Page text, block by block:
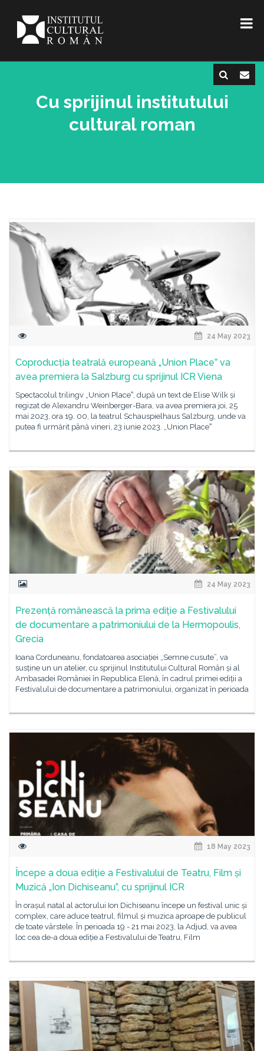
Cu sprijinul institutului
cultural roman
24 May 2023
Coproducția teatrală europeană „Union Placeˮ va
avea premiera la Salzburg cu sprijinul ICR Viena
Spectacolul trilingv „Union Placeˮ, după un text de Elise Wilk și
regizat de Alexandru Weinberger-Bara, va avea premiera joi, 25
mai 2023, ora 19. 00, la teatrul Schauspielhaus Salzburg, unde va
putea fi urmărit până vineri, 23 iunie 2023. „Union Placeˮ
24 May 2023
Prezență românească la prima ediție a Festivalului
de documentare a patrimoniului de la Hermopoulis,
Grecia
Ioana Corduneanu, fondatoarea asociației „Semne cusute”, va
susține un un atelier, cu sprijinul Institutului Cultural Român și al
Ambasadei României în Republica Elenă, în cadrul primei ediții a
Festivalului de documentare a patrimoniului, organizat în perioada
18 May 2023
Începe a doua ediție a Festivalului de Teatru, Film și
Muzică „Ion Dichiseanu”, cu sprijinul ICR
În orașul natal al actorului Ion Dichiseanu începe un festival unic și
complex, care aduce teatrul, filmul și muzica aproape de publicul
de toate vârstele. În perioada 19 - 21 mai 2023, la Adjud, va avea
loc cea de-a doua ediție a Festivalului de Teatru, Film